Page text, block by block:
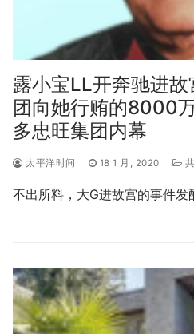
露小宝LL开奔驰进
团向她行贿的8000
多忠旺集团内幕
太平洋时间 18 1 月, 2020
不出所料，大G进故宫的事件